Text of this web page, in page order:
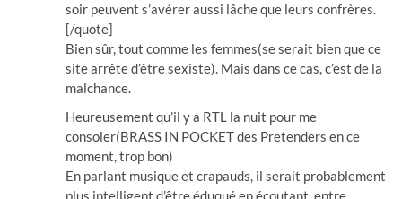
soir peuvent s’avérer aussi lâche que leurs confrères.
[/quote]
Bien sûr, tout comme les femmes(se serait bien que ce
site arrête d’être sexiste). Mais dans ce cas, c’est de la
malchance.
Heureusement qu’il y a RTL la nuit pour me
consoler(BRASS IN POCKET des Pretenders en ce
moment, trop bon)
En parlant musique et crapauds, il serait probablement